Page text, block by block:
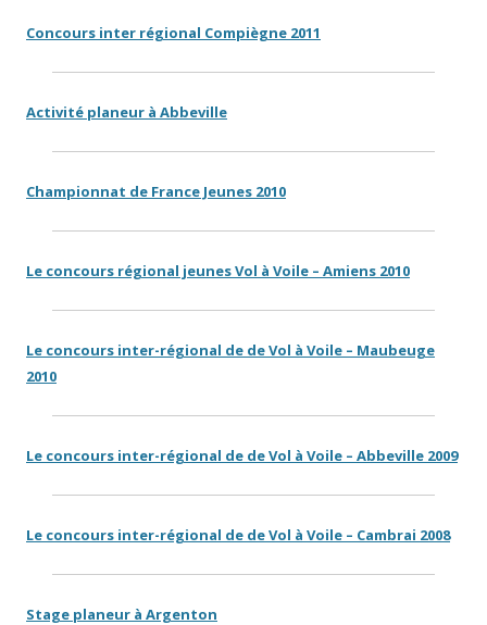
Concours inter régional Compiègne 2011
Activité planeur à Abbeville
Championnat de France Jeunes 2010
Le concours régional jeunes Vol à Voile – Amiens 2010
Le concours inter-régional de de Vol à Voile – Maubeuge
2010
Le concours inter-régional de de Vol à Voile – Abbeville 2009
Le concours inter-régional de de Vol à Voile – Cambrai 2008
Stage planeur à Argenton